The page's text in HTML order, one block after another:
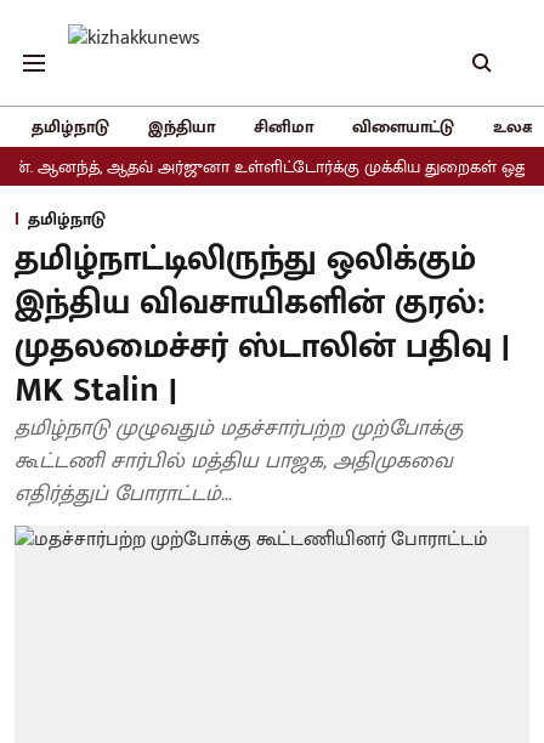
தமிழ்நாடு இந்தியா சினிமா விளையாட்டு
ஆதவ் அர்ஜுனா உள்ளிட்டோர்க்கு முக்கிய துறைகள் ஒதுக்கீடு
தமிழ்நாடு
தமிழ்நாட்டிலிருந்து ஒலிக்கும்
இந்திய விவசாயிகளின் குரல்:
முதலமைச்சர் ஸ்டாலின் பதிவு |
MK Stalin |
தமிழ்நாடு முழுவதும் மதச்சார்பற்ற முற்போக்கு
கூட்டணி சார்பில் மத்திய பாஜக, அதிமுகவை
எதிர்த்துப் போராட்டம்...